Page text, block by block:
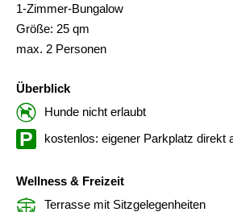
1-Zimmer-Bungalow
Größe: 25 qm
max. 2 Personen
Überblick
Hunde nicht erlaubt
kostenlos: eigener Parkplatz direkt
Wellness & Freizeit
Terrasse mit Sitzgelegenheiten